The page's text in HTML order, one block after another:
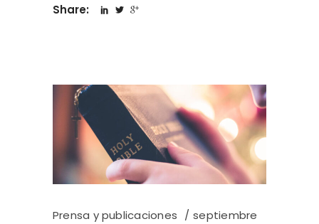
Share:
Prensa y publicaciones
septiembre